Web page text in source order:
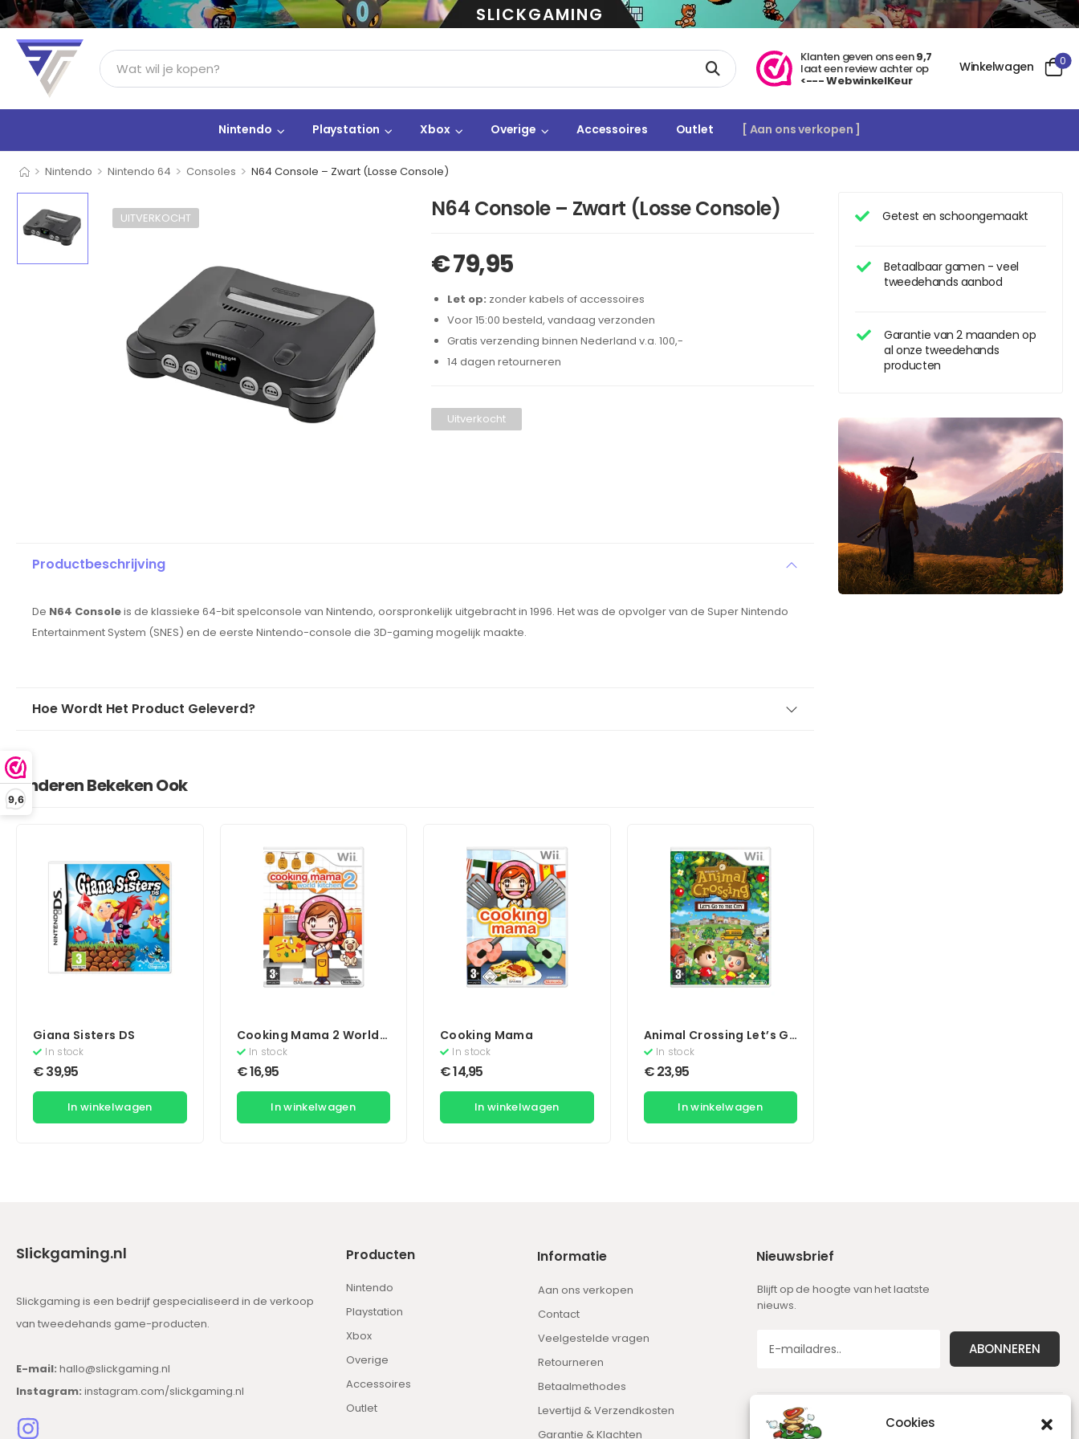
9,6
Cookies
SLICKGAMING
Klanten geven ons een9,7
laat een review achter op
<--- WebwinkelKeur
Winkelwagen 0
Nintendo Playstation Xbox Overige Accessoires Outlet [ Aan ons verkopen ]
> Nintendo > Nintendo 64 > Consoles > N64 Console – Zwart (Losse Console)
Getest en schoongemaakt
Betaalbaar gamen - veel
tweedehands aanbod
Garantie van 2 maanden op
al onze tweedehands
producten
UITVERKOCHT N64 Console – Zwart (Losse Console)
€79,95
Let op: zonder kabels of accessoires
Voor 15:00 besteld, vandaag verzonden
Gratis verzending binnen Nederland v.a. 100,-
14 dagen retourneren
Uitverkocht
Productbeschrijving
De N64 Consoleis de klassieke 64-bit spelconsole van Nintendo, oorspronkelijk uitgebracht in 1996. Het was de opvolger van de Super Nintendo
Entertainment System (SNES) en de eerste Nintendo-console die 3D-gaming mogelijk maakte.
Hoe Wordt Het Product Geleverd?
Anderen Bekeken Ook
Giana Sisters DS
In stock
€39,95
In winkelwagen
Cooking Mama 2 World
Kitchen
In stock
€16,95
In winkelwagen
Cooking Mama
In stock
€14,95
In winkelwagen
Animal Crossing Let’s Go
To The City
In stock
€23,95
In winkelwagen
Slickgaming.nl
Slickgaming is een bedrijf gespecialiseerd in de verkoop
van tweedehands game-producten.
E-mail: hallo@slickgaming.nl
Instagram: instagram.com/slickgaming.nl
Producten
Nintendo
Playstation
Xbox
Overige
Accessoires
Outlet
Informatie
Aan ons verkopen
Contact
Veelgestelde vragen
Retourneren
Betaalmethodes
Levertijd & Verzendkosten
Garantie & Klachten
Nieuwsbrief
Blijft op de hoogte van het laatste
nieuws.